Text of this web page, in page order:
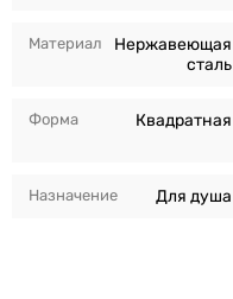
Материал
Нержавеющая
сталь
Форма Квадратная
Назначение Для душа